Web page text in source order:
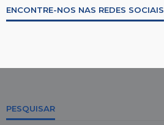
ENCONTRE-NOS NAS REDES SOCIAIS
PESQUISAR